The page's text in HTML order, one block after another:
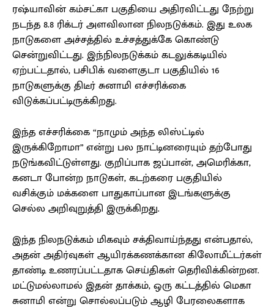
ரஷ்யாவின் கம்சட்கா பகுதியை அதிரவிட்டது நேற்று
நடந்த 8.8 ரிக்டர் அளவிலான நிலநடுக்கம். இது உலக
நாடுகளை அச்சத்தில் உச்சத்துக்கே கொண்டு
சென்றுவிட்டது. இந்நிலநடுக்கம் கடலுக்கடியில்
ஏற்பட்டதால், பசிபிக் வளைகுடா பகுதியில் 16
நாடுகளுக்கு திடீர் சுனாமி எச்சரிக்கை
விடுக்கப்பட்டிருக்கிறது.
இந்த எச்சரிக்கை “நாமும் அந்த லிஸ்ட்டில்
இருக்கிறோமா” என்று பல நாட்டினரையும் தற்போது
நடுங்கவிட்டுள்ளது. குறிப்பாக ஜப்பான், அமெரிக்கா,
கனடா போன்ற நாடுகள், கடற்கரை பகுதியில்
வசிக்கும் மக்களை பாதுகாப்பான இடங்களுக்கு
செல்ல அறிவுறுத்தி இருக்கிறது.
இந்த நிலநடுக்கம் மிகவும் சக்திவாய்ந்தது என்பதால்,
அதன் அதிர்வுகள் ஆயிரக்கணக்கான கிலோமீட்டர்கள்
தாண்டி உணரப்பட்டதாக செய்திகள் தெரிவிக்கின்றன.
மட்டுமல்லாமல் இதன் தாக்கம், ஒரு கட்டத்தில் மெகா
சுனாமி என்று சொல்லப்படும் ஆழி பேரலைகளாக